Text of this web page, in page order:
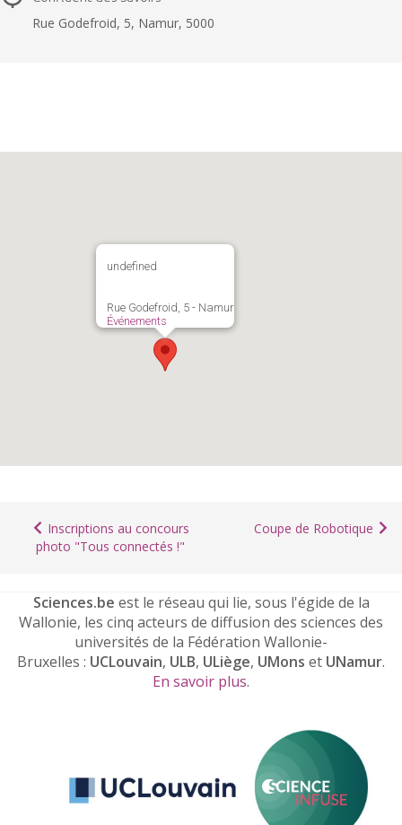
Rue Godefroid, 5, Namur, 5000
undefined
Rue Godefroid, 5 - Namur
Événements
Inscriptions au concours
photo "Tous connectés !"
Coupe de Robotique
Sciences.be est le réseau qui lie, sous l'égide de la
Wallonie, les cinq acteurs de diffusion des sciences des
universités de la Fédération Wallonie-
Bruxelles : UCLouvain, ULB, ULiège, UMons et UNamur.
En savoir plus.